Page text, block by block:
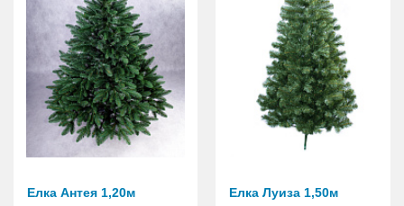
Елка Антея 1,20м Елка Луиза 1,50м